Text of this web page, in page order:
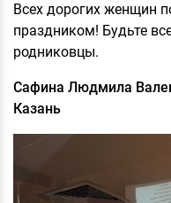
Всех дорогих женщин
праздником! Будьте
родниковцы.
Сафина Людмила
Казань